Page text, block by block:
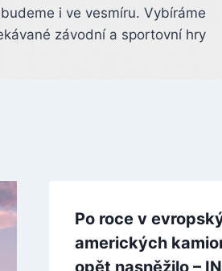
i ve vesmíru. Vybíráme
závodní a sportovní hry
Po roce v
amerických
opět nasněžilo –